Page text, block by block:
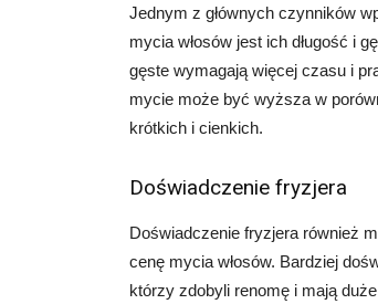
Jednym z głównych czynników
mycia włosów jest ich długość i
gęste wymagają więcej czasu i
mycie może być wyższa w
krótkich i cienkich.
Doświadczenie fryzjera
Doświadczenie fryzjera również
cenę mycia włosów. Bardziej
którzy zdobyli renomę i mają